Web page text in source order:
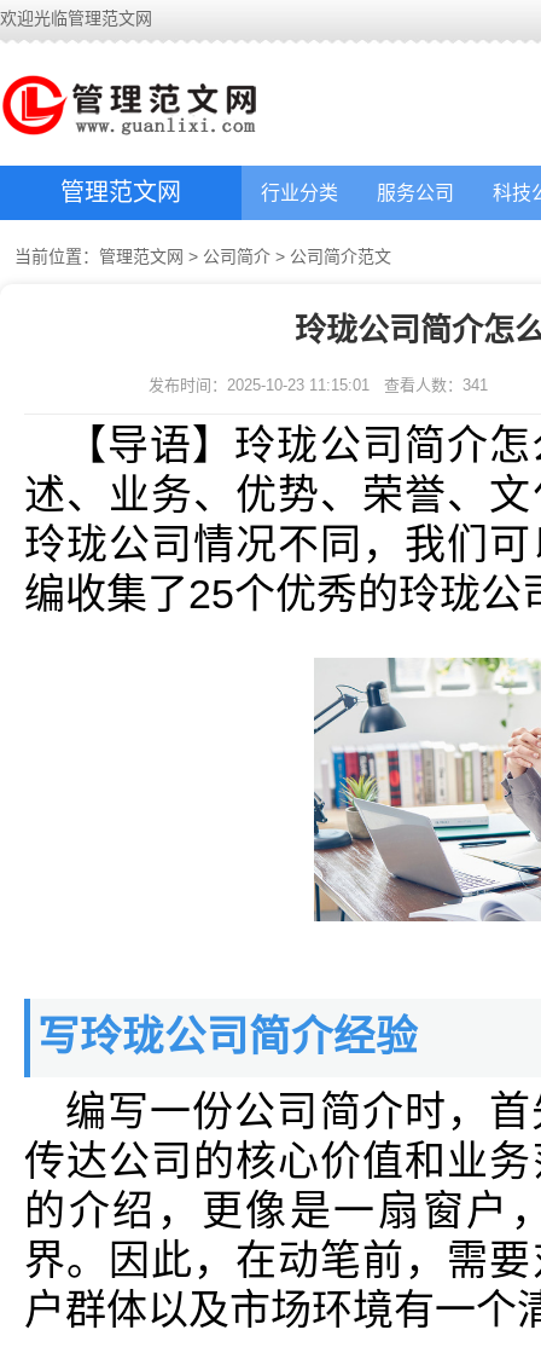
欢迎光临管理范文网
管理范文网 行业分类 服务公司 科技
当前位置： 管理范文网 > 公司简介 > 公司简介范文
玲珑公司简介怎
发布时间：2025-10-23 11:15:01 查看人数： 341
【导语】玲珑公司简介
述、业务、优势、荣誉、
玲珑公司情况不同，我们
编收集了25个优秀的玲珑
写玲珑公司简介经验
编写一份公司简介时，
传达公司的核心价值和业
的介绍，更像是一扇窗户
界。因此，在动笔前，需
户群体以及市场环境有一个